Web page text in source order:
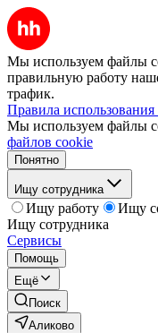
Мы используем файлы
правильную работу
трафик.
Правила
Мы используем файлы
файлов cookie
Понятно
Ищу сотрудника
Ищу работу
Ищу
Ищу сотрудника
Сервисы
Помощь
Ещё
Поиск
Аликово